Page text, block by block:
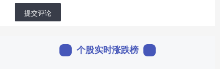
提交评论
个股实时涨跌榜